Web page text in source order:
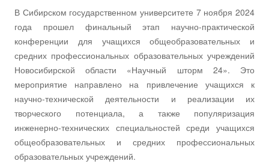
В Сибирском государственном университете 7 ноября 2024
года прошел финальный этап научно-практической
конференции для учащихся общеобразовательных и
средних профессиональных образовательных учреждений
Новосибирской области «Научный шторм 24». Это
мероприятие направлено на привлечение учащихся к
научно-технической деятельности и реализации их
творческого потенциала, а также популяризация
инженерно-технических специальностей среди учащихся
общеобразовательных и средних профессиональных
образовательных учреждений.